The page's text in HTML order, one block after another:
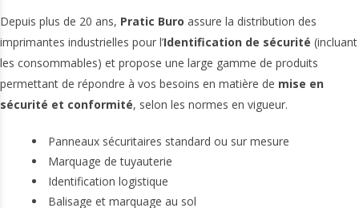
Depuis plus de 20 ans, Pratic Buro assure la distribution des
imprimantes industrielles pour l’Identification de sécurité (incluant
les consommables) et propose une large gamme de produits
permettant de répondre à vos besoins en matière de mise en
sécurité et conformité, selon les normes en vigueur.
Panneaux sécuritaires standard ou sur mesure
Marquage de tuyauterie
Identification logistique
Balisage et marquage au sol